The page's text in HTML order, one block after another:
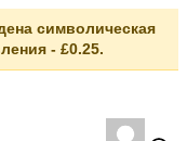
символическая
- £0.25.